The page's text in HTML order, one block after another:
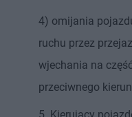
4) omijania
ruchu przez
wjechania na
przeciwnego